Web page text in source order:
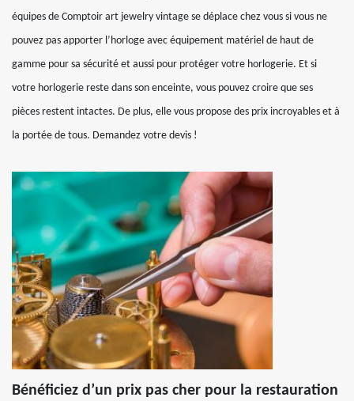
équipes de Comptoir art jewelry vintage se déplace chez vous si vous ne
pouvez pas apporter l’horloge avec équipement matériel de haut de
gamme pour sa sécurité et aussi pour protéger votre horlogerie. Et si
votre horlogerie reste dans son enceinte, vous pouvez croire que ses
pièces restent intactes. De plus, elle vous propose des prix incroyables et à
la portée de tous. Demandez votre devis !
Bénéficiez d’un prix pas cher pour la restauration